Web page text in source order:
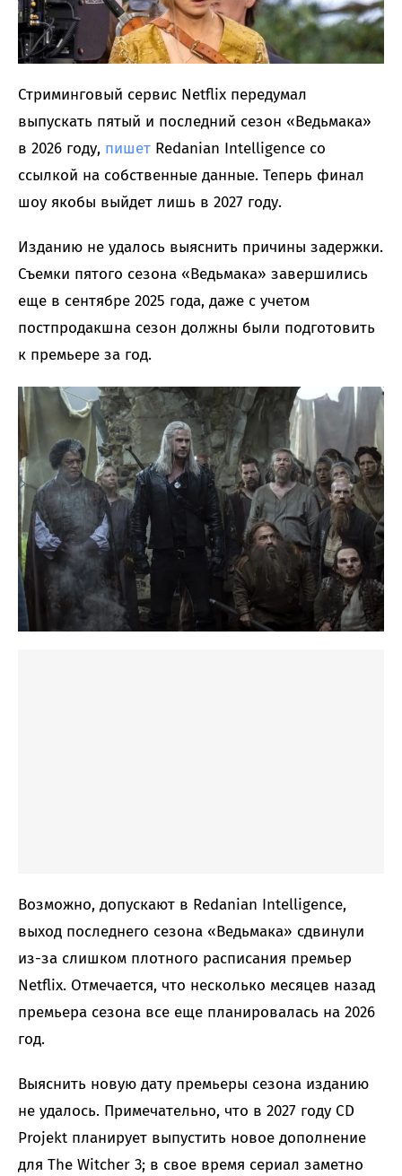
Стриминговый сервис Netflix передумал
выпускать пятый и последний сезон «Ведьмака»
в 2026 году, пишет Redanian Intelligence со
ссылкой на собственные данные. Теперь финал
шоу якобы выйдет лишь в 2027 году.
Изданию не удалось выяснить причины задержки.
Съемки пятого сезона «Ведьмака» завершились
еще в сентябре 2025 года, даже с учетом
постпродакшна сезон должны были подготовить
к премьере за год.
Возможно, допускают в Redanian Intelligence,
выход последнего сезона «Ведьмака» сдвинули
из-за слишком плотного расписания премьер
Netflix. Отмечается, что несколько месяцев назад
премьера сезона все еще планировалась на 2026
год.
Выяснить новую дату премьеры сезона изданию
не удалось. Примечательно, что в 2027 году CD
Projekt планирует выпустить новое дополнение
для The Witcher 3; в свое время сериал заметно